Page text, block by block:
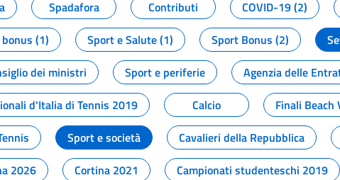
Spadafora Contributi COVID-19 (2)
(1) Sport e Salute (1) Sport Bonus (2)
dei ministri Sport e periferie Agenzia delle
d'Italia di Tennis 2019 Calcio Finali Beach
Sport e società Cavalieri della Repubblica
2026 Cortina 2021 Campionati studenteschi 2019